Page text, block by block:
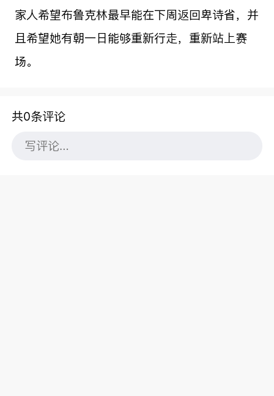
家人希望布鲁克林最早能在下周返回卑诗省，并
且希望她有朝一日能够重新行走，重新站上赛
场。
共0条评论